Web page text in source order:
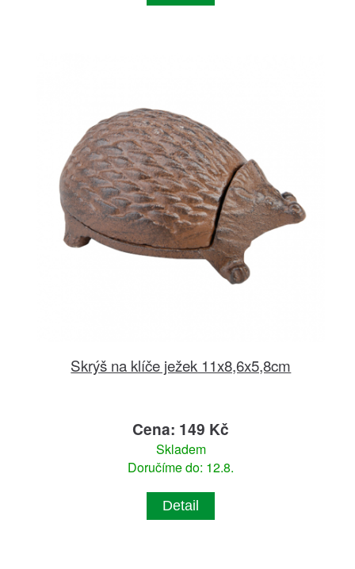
Skrýš na klíče ježek 11x8,6x5,8cm
Cena: 149 Kč
Skladem
Doručíme do: 12.8.
Detail